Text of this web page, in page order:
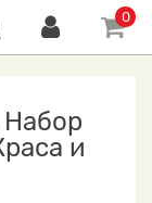
0
Набор
и